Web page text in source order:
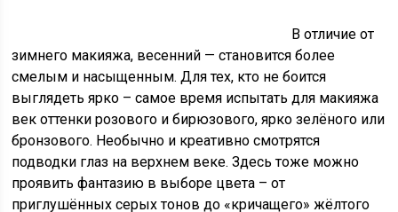
В отличие от
зимнего макияжа, весенний — становится более
смелым и насыщенным. Для тех, кто не боится
выглядеть ярко – самое время испытать для макияжа
век оттенки розового и бирюзового, ярко зелёного или
бронзового. Необычно и креативно смотрятся
подводки глаз на верхнем веке. Здесь тоже можно
проявить фантазию в выборе цвета – от
приглушённых серых тонов до «кричащего» жёлтого